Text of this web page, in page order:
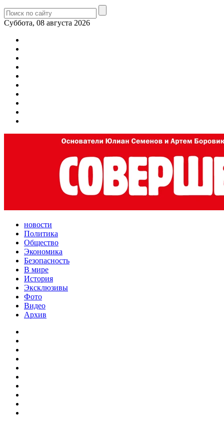
Суббота, 08 августа 2026
новости
Политика
Общество
Экономика
Безопасность
В мире
История
Эксклюзивы
Фото
Видео
Архив